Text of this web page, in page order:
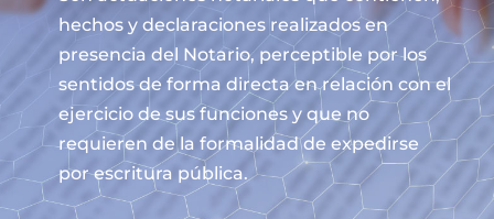
hechos y declaraciones realizados en
presencia del Notario, perceptible por los
sentidos de forma directa en relación con el
ejercicio de sus funciones y que no
requieren de la formalidad de expedirse
por escritura pública.